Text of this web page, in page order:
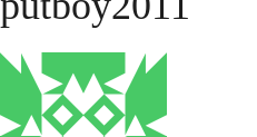
к
содержимому